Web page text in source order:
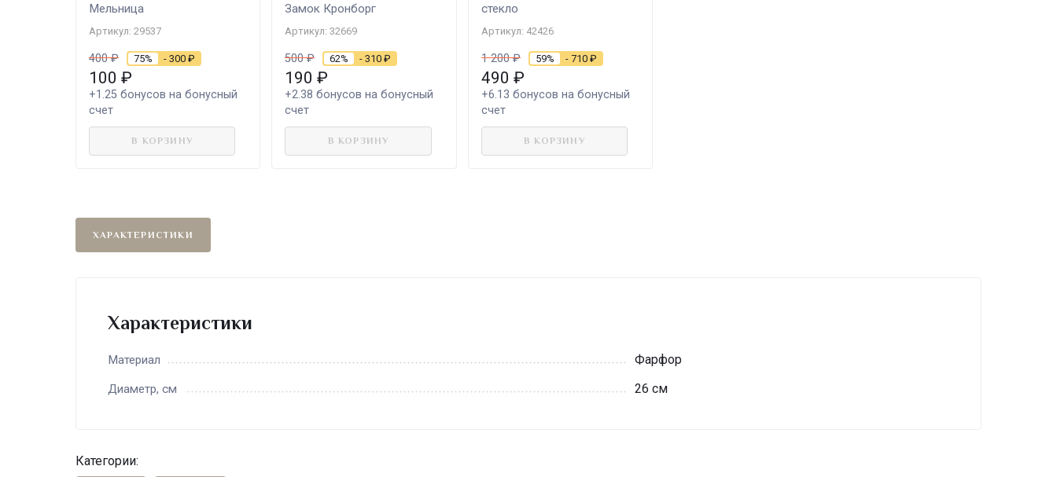
Мельница
Артикул: 29537
400₽ 75% - 300 ₽
100 ₽
+1.25 бонусов на бонусный
счет
В КОРЗИНУ
Замок Кронборг
Артикул: 32669
500₽ 62% - 310₽
190₽
+2.38 бонусов на бонусный
счет
В КОРЗИНУ
стекло
Артикул: 42426
1 200₽ 59% - 710 ₽
490 ₽
+6.13 бонусов на бонусный
счет
В КОРЗИНУ
ХАРАКТЕРИСТИКИ
Характеристики
Материал Фарфор
Диаметр, см 26 см
Категории: